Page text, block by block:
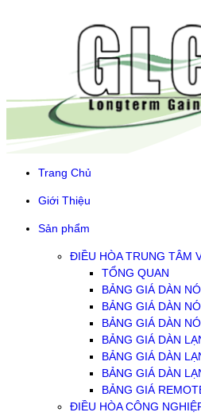
Trang Chủ
Giới Thiệu
Sản phẩm
ĐIỀU HÒA TRUNG TÂM
TỔNG QUAN
BẢNG GIÁ DÀN
BẢNG GIÁ DÀN
BẢNG GIÁ DÀN
BẢNG GIÁ DÀN
BẢNG GIÁ DÀN
BẢNG GIÁ DÀN
BẢNG GIÁ
ĐIỀU HÒA CÔNG